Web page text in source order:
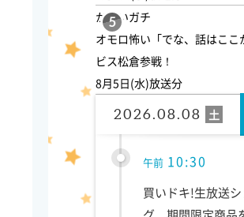
5
かまいガチ
オモロ怖い「でな、話はここ
ビス松倉参戦！
8月5日(水)放送分
2026.08.08 土
午前 10:00
題名のない音楽会
る!恐怖を感じる音
午前 10:30
買いドキ!生放送